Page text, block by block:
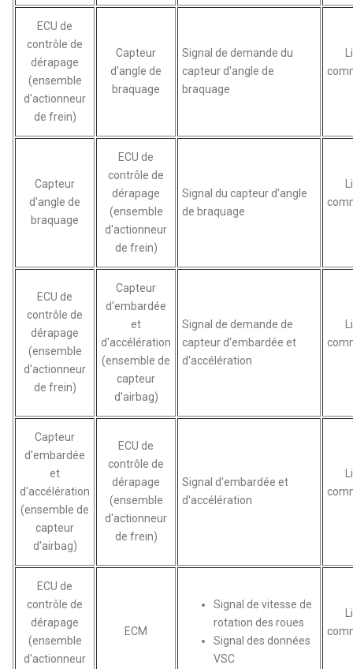
ECU de
contrôle de
dérapage
(ensemble
d'actionneur
de frein)
Capteur
d'angle de
braquage
Signal de demande du
capteur d'angle de
braquage
Capteur
d'angle de
braquage
ECU de
contrôle de
dérapage
(ensemble
d'actionneur
de frein)
Signal du capteur d'angle
de braquage
ECU de
contrôle de
dérapage
(ensemble
d'actionneur
de frein)
Capteur
d'embardée
et
d'accélération
(ensemble de
capteur
d'airbag)
Signal de demande de
capteur d'embardée et
d'accélération
Capteur
d'embardée
et
d'accélération
(ensemble de
capteur
d'airbag)
ECU de
contrôle de
dérapage
(ensemble
d'actionneur
de frein)
Signal d'embardée et
d'accélération
ECU de
contrôle de
dérapage
(ensemble
d'actionneur
ECM
Signal de vitesse de
rotation des roues
Signal des données
VSC